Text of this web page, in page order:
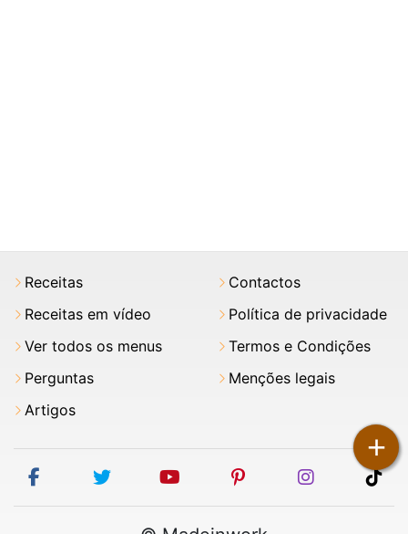
+
Receitas
Receitas em vídeo
Ver todos os menus
Perguntas
Artigos
Contactos
Política de privacidade
Termos e Condições
Menções legais
facebooktwitter youtubepinterestinstagram